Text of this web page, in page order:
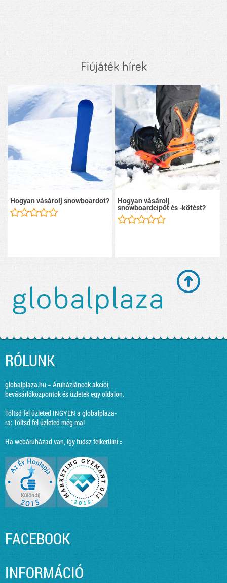
Fiújáték hírek
Hogyan vásárolj snowboardot? Hogyan vásárolj
snowboardcipőt és -kötést?
RÓLUNK
globalplaza.hu = Áruházláncok akciói,
bevásárlóközpontok és üzletek egy oldalon.
Töltsd fel üzleted INGYEN a globalplaza-
ra:Töltsd fel üzleted még ma!
Ha webáruházad van, így tudsz felkerülni »
FACEBOOK
INFORMÁCIÓ